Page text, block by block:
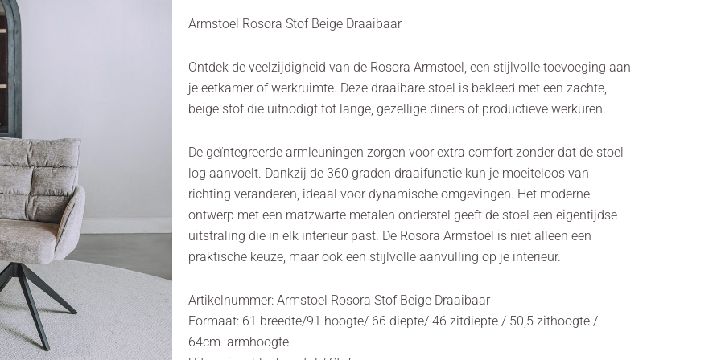
Armstoel Rosora Stof Beige Draaibaar
Ontdek de veelzijdigheid van de Rosora Armstoel, een stijlvolle toevoeging aan
je eetkamer of werkruimte. Deze draaibare stoel is bekleed met een zachte,
beige stof die uitnodigt tot lange, gezellige diners of productieve werkuren.
De geïntegreerde armleuningen zorgen voor extra comfort zonder dat de stoel
log aanvoelt. Dankzij de 360 graden draaifunctie kun je moeiteloos van
richting veranderen, ideaal voor dynamische omgevingen. Het moderne
ontwerp met een matzwarte metalen onderstel geeft de stoel een eigentijdse
uitstraling die in elk interieur past. De Rosora Armstoel is niet alleen een
praktische keuze, maar ook een stijlvolle aanvulling op je interieur.
Artikelnummer: Armstoel Rosora Stof Beige Draaibaar
Formaat: 61 breedte/91 hoogte/ 66 diepte/ 46 zitdiepte / 50,5 zithoogte /
64cm armhoogte